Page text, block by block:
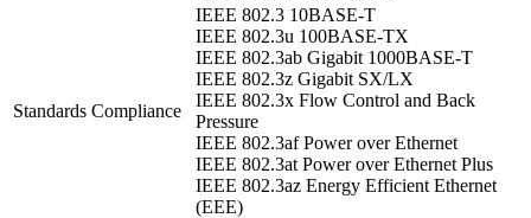
Standards Compliance
IEEE 802.3 10BASE-T
IEEE 802.3u 100BASE-TX
IEEE 802.3ab Gigabit 1000BASE-T
IEEE 802.3z Gigabit SX/LX
IEEE 802.3x Flow Control and Back
Pressure
IEEE 802.3af Power over Ethernet
IEEE 802.3at Power over Ethernet Plus
IEEE 802.3az Energy Efficient Ethernet
(EEE)